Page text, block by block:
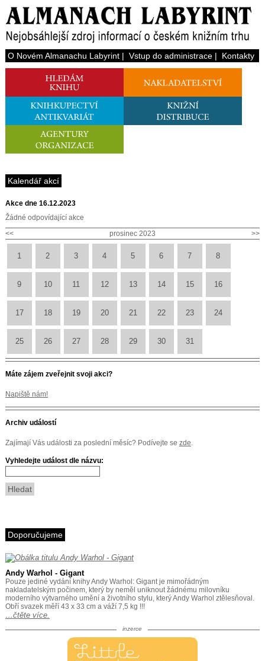
O Novém Almanachu Labyrint| Vstup do administrace| Kontakty
Kalendář akcí
Akce dne 16.12.2023
Žádné odpovídající akce
<<
>>
prosinec 2023
1 2 3 4 5 6 7 8
9 10 11 12 13 14 15 16
17 18 19 20 21 22 23 24
25 26 27 28 29 30 31
Máte zájem zveřejnit svoji akci?
Napiště nám!
Archiv událostí
Zajímají Vás události za poslední měsíc? Podívejte se zde.
Vyhledejte událost dle názvu:
Doporučujeme
Andy Warhol - Gigant
Pouze jediné vydání knihy Andy Warhol: Gigant je mimořádným
nakladatelským počinem, který by neměl uniknout žádnému milovníku
moderního výtvarného umění a životního stylu, který Andy Warhol ztělesňoval.
Obří svazek měří 43 x 33 cm a váží 7,5 kg !!!
…čtěte více.
inzerce